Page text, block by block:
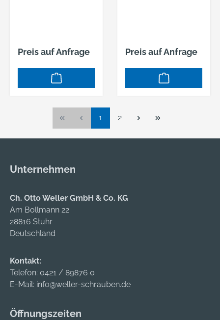
Preis auf Anfrage Preis auf Anfrage
Seite
1 Seite
2
Unternehmen
Ch. Otto Weller GmbH & Co. KG
Am Bollmann 22
28816 Stuhr
Deutschland
Kontakt:
Telefon: 0421 / 89876 0
E-Mail: info@weller-schrauben.de
Öffnungszeiten